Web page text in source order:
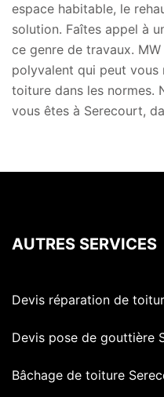
espace habitable, le
solution. Faîtes appel à
ce genre de travaux.
polyvalent qui peut vous
toiture dans les normes.
vous êtes à Serecourt,
AUTRES SERVICES
Devis réparation de
Devis pose de gouttière
Bâchage de toiture